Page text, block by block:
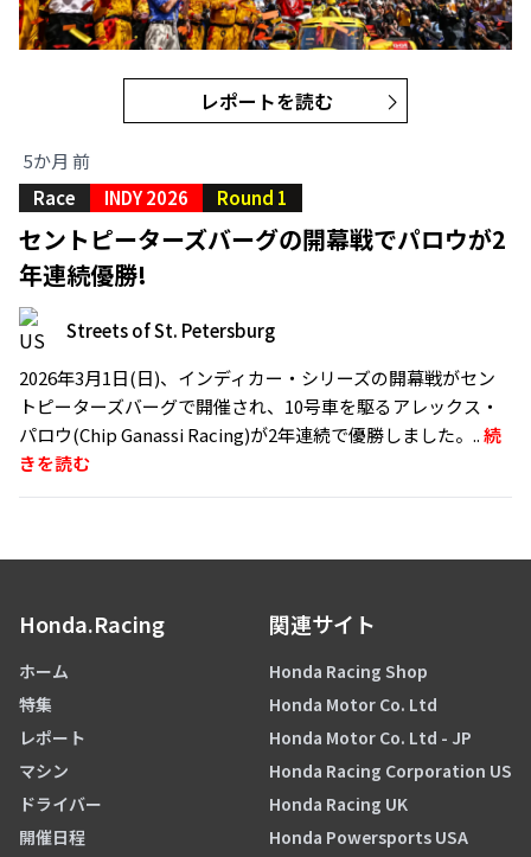
レポートを読む
5か月 前
Race
INDY 2026 Round 1
セントピーターズバーグの開幕戦でパロウが2
年連続優勝!
Streets of St. Petersburg
2026年3月1日(日)、インディカー・シリーズの開幕戦がセン
トピーターズバーグで開催され、10号車を駆るアレックス・
パロウ(Chip Ganassi Racing)が2年連続で優勝しました。..続
きを読む
Honda.Racing
ホーム
特集
レポート
マシン
ドライバー
開催日程
関連サイト
Honda Racing Shop
Honda Motor Co. Ltd
Honda Motor Co. Ltd - JP
Honda Racing Corporation US
Honda Racing UK
Honda Powersports USA